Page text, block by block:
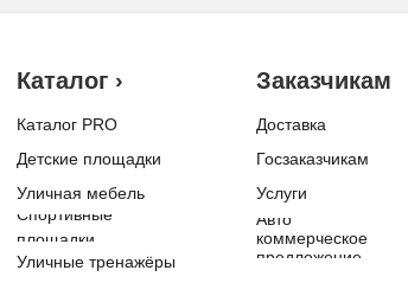
Каталог ›
Каталог PRO
Детские площадки
Уличная мебель
Спортивные
площадки
Уличные тренажёры
Заказчикам
Доставка
Госзаказчикам
Услуги
Авто
коммерческое
предложение